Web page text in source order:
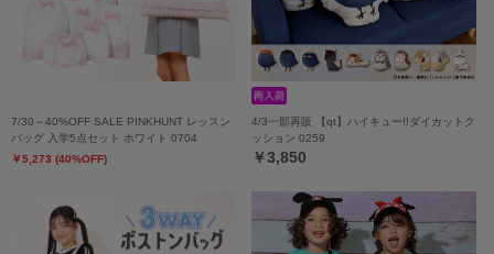
7/30～40%OFF SALE PINKHUNT レッスン
バッグ 入学5点セット ホワイト 0704
￥5,273 (40%OFF)
4/3一部再販 【qt】ハイキュー!!ダイカットク
ッション 0259
￥3,850